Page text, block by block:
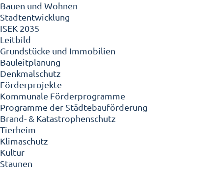
Bauen und Wohnen
Stadtentwicklung
ISEK 2035
Leitbild
Grundstücke und Immobilien
Bauleitplanung
Denkmalschutz
Förderprojekte
Kommunale Förderprogramme
Programme der Städtebauförderung
Brand- & Katastrophenschutz
Tierheim
Klimaschutz
Kultur
Staunen